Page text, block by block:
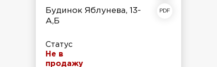
Будинок Яблунева, 13-
А,Б
Статус
Не в
продажу
план поверху